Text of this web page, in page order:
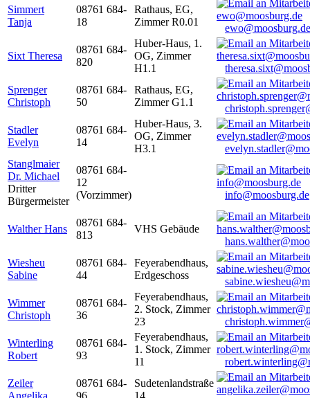
Simmert
Tanja
08761 684-
18
Rathaus, EG,
Zimmer R0.01
ewo@moosburg.de
Sixt Theresa
08761 684-
820
Huber-Haus, 1.
OG, Zimmer
H1.1
Sprenger
Christoph
08761 684-
50
Rathaus, EG,
Zimmer G1.1
Stadler
Evelyn
08761 684-
14
Huber-Haus, 3.
OG, Zimmer
H3.1
Stanglmaier
Dr. Michael
Dritter
Bürgermeister
08761 684-
12
(Vorzimmer)
info@moosburg.de
Walther Hans
08761 684-
813
VHS Gebäude
Wiesheu
Sabine
08761 684-
44
Feyerabendhaus,
Erdgeschoss
Wimmer
Christoph
08761 684-
36
Feyerabendhaus,
2. Stock, Zimmer
23
Winterling
Robert
08761 684-
93
Feyerabendhaus,
1. Stock, Zimmer
11
Zeiler
Angelika
08761 684-
96
Sudetenlandstraße
14